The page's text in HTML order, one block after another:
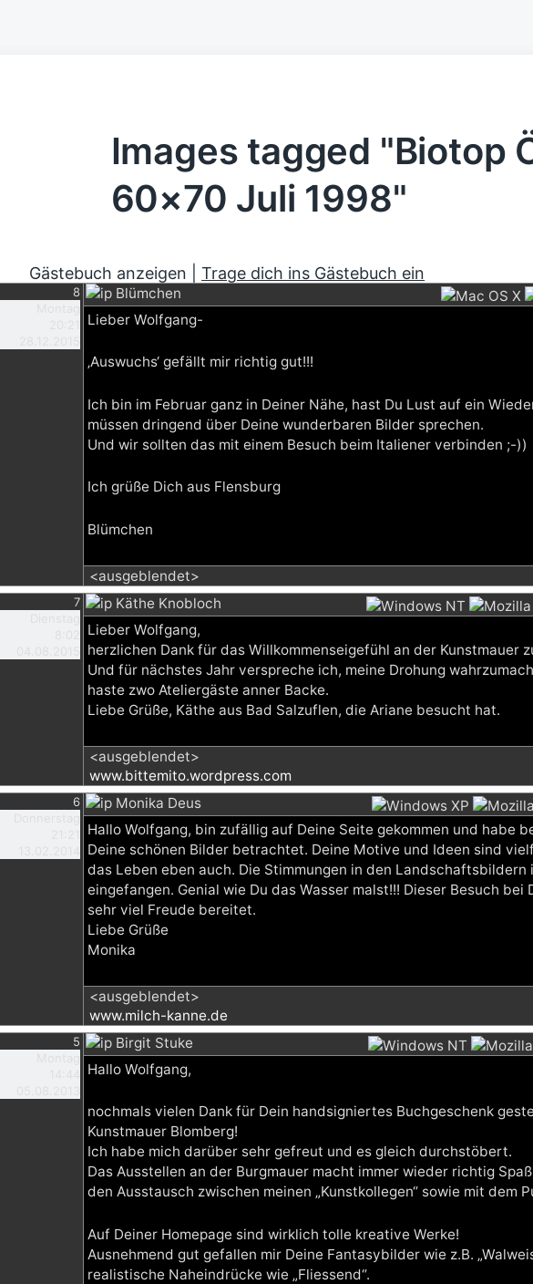
Images tagged "Biotop
60×70 Juli 1998"
Gästebuch anzeigen |Trage dich ins Gästebuch ein
8
Blümchen
Lieber Wolfgang-
‚Auswuchs‘ gefällt mir richtig gut!!!
Ich bin im Februar ganz in Deiner Nähe, hast Du Lust auf ein
müssen dringend über Deine wunderbaren Bilder sprechen.
Und wir sollten das mit einem Besuch beim Italiener verbinden ;-))
Ich grüße Dich aus Flensburg
Blümchen
<ausgeblendet>
7
Käthe Knobloch
Lieber Wolfgang,
herzlichen Dank für das Willkommenseigefühl an der Kunstmauer
Und für nächstes Jahr verspreche ich, meine Drohung
haste zwo Ateliergäste anner Backe.
Liebe Grüße, Käthe aus Bad Salzuflen, die Ariane besucht hat.
<ausgeblendet>
www.bittemito.wordpress.com
6
Monika Deus
Hallo Wolfgang, bin zufällig auf Deine Seite gekommen und habe
Deine schönen Bilder betrachtet. Deine Motive und Ideen sind
das Leben eben auch. Die Stimmungen in den
eingefangen. Genial wie Du das Wasser malst!!! Dieser Besuch bei
sehr viel Freude bereitet.
Liebe Grüße
Monika
<ausgeblendet>
www.milch-kanne.de
5
Birgit Stuke
Hallo Wolfgang,
nochmals vielen Dank für Dein handsigniertes Buchgeschenk
Kunstmauer Blomberg!
Ich habe mich darüber sehr gefreut und es gleich durchstöbert.
Das Ausstellen an der Burgmauer macht immer wieder richtig
den Ausstausch zwischen meinen „Kunstkollegen“ sowie mit dem
Auf Deiner Homepage sind wirklich tolle kreative Werke!
Ausnehmend gut gefallen mir Deine Fantasybilder wie z.B.
realistische Naheindrücke wie „Fliessend“.